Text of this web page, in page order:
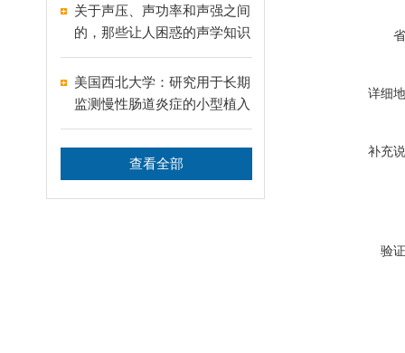
关于声压、声功率和声强之间
的，那些让人困惑的声学知识
美国西北大学：研究用于长期
监测慢性肠道炎症的小型植入
式温度传感器
查看全部
详细
补充
验